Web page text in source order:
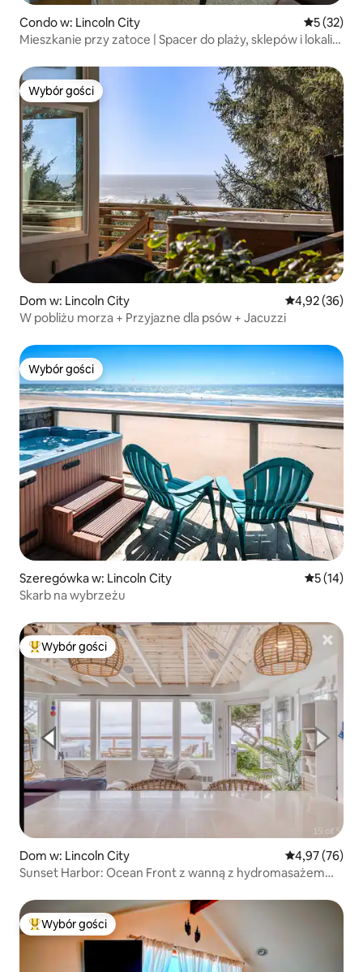
Condo w: Lincoln City Średnia
5 (32)
Mieszkanie przy zatoce | Spacer do plaży, sklepów i lokali
Wybór gości
Wybór gości
Dom w: Lincoln City Średnia
4,92 (36)
W pobliżu morza + Przyjazne dla psów + Jacuzzi
Wybór gości
Wybór gości
Szeregówka w: Lincoln City Średnia
5 (14)
Skarb na wybrzeżu
Najpopularniejsze z kategorii Wybór gości
Wybór gości
Dom w: Lincoln City Średnia
4,97 (76)
Sunset Harbor: Ocean Front z wanną z hydromasażem
Najpopularniejsze z kategorii Wybór gości
Wybór gości